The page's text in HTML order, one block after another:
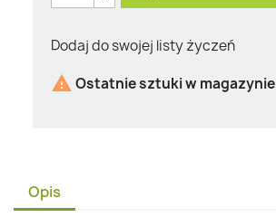
Dodaj do swojej listy życzeń
 Ostatnie sztuki w magazynie
Opis